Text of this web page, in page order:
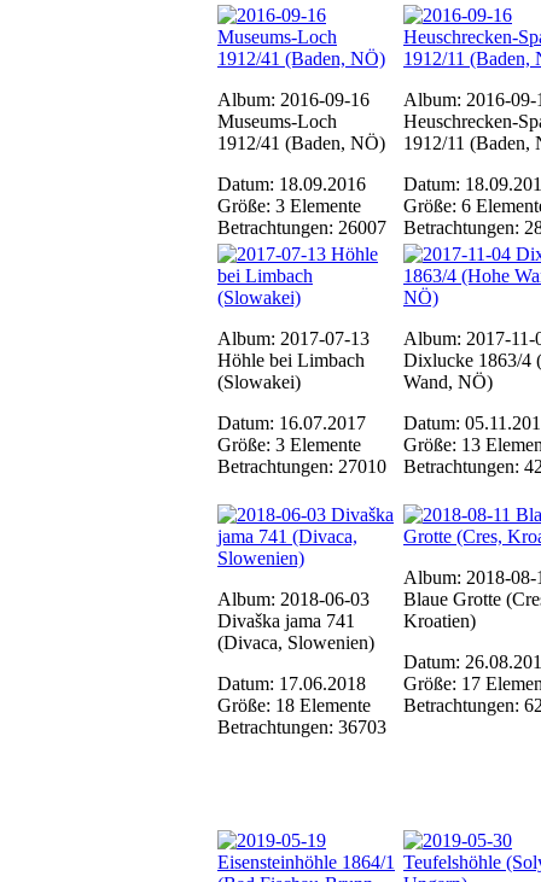
Album: 2016-09-16
Museums-Loch
1912/41 (Baden, NÖ)
Datum: 18.09.2016
Größe: 3 Elemente
Betrachtungen: 26007
Album: 2016-09-
Heuschrecken-
1912/11 (Baden,
Datum:
Größe: 6
Betrachtungen:
Album: 2017-07-13
Höhle bei Limbach
(Slowakei)
Datum: 16.07.2017
Größe: 3 Elemente
Betrachtungen: 27010
Album: 2017-11-
Dixlucke 1863/4
Wand, NÖ)
Datum:
Größe: 13
Betrachtungen:
Album: 2018-06-03
Divaška jama 741
(Divaca, Slowenien)
Datum: 17.06.2018
Größe: 18 Elemente
Betrachtungen: 36703
Album: 2018-08-
Blaue Grotte
Kroatien)
Datum:
Größe: 17
Betrachtungen: